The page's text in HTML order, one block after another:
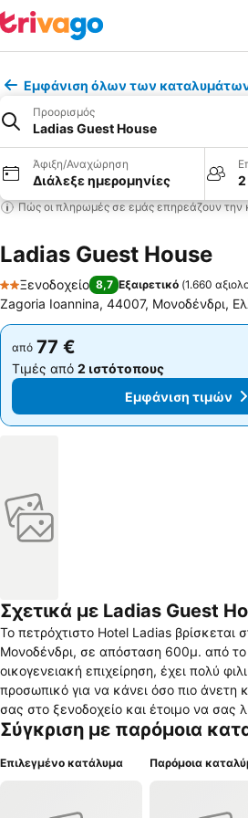
Εμφάνιση όλων των
Προορισμός
Ladias Guest House
Άφιξη/Αναχώρηση
Διάλεξε ημερομηνίες 2
Πώς οι πληρωμές σε εμάς επηρεάζουν την
Ladias Guest House
2 Αστέρια
Ξενοδοχείο 8,7 Εξαιρετικό (1.660
Zagoria Ioannina, 44007, Μονοδένδρι,
από 77 €
Τιμές από 2 ιστότοπους
Εμφάνιση τιμών
από 77 €
Τιμές από 2 ιστότοπους
Εμφάνιση τιμών
Σχετικά με Ladias Guest
Το πετρόχτιστο Hotel Ladias βρίσκεται
Μονοδένδρι, σε απόσταση 600μ. από το
οικογενειακή επιχείρηση, έχει πολύ
προσωπικό για να κάνει όσο πιο άνετη
σας στο ξενοδοχείο και έτοιμο να σας
έχετε σχετικά με την περιοχή και να
περιοχή του Ζαγορίου, και σερβίρει
Σύγκριση με παρόμοια
Επιλεγμένο κατάλυμα Παρόμοια